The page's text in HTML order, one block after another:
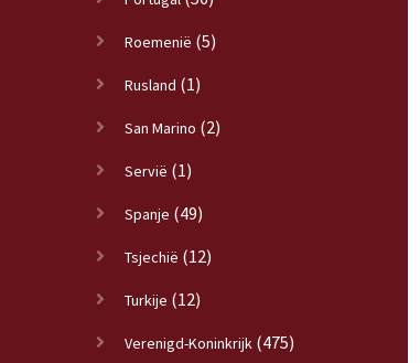
Roemenië (5)
Rusland (1)
San Marino (2)
Servië (1)
Spanje (49)
Tsjechië (12)
Turkije (12)
Verenigd-Koninkrijk (475)